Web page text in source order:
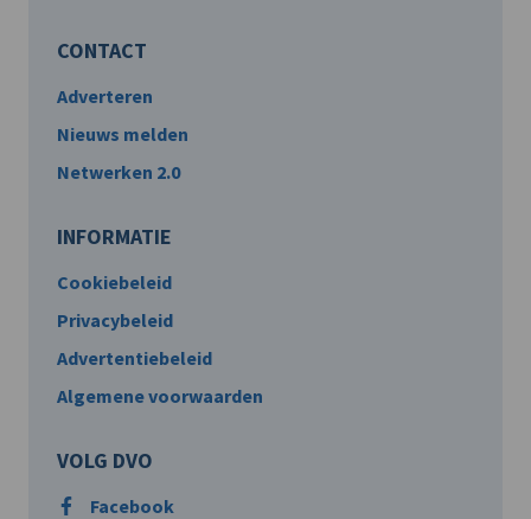
CONTACT
Adverteren
Nieuws melden
Netwerken 2.0
INFORMATIE
Cookiebeleid
Privacybeleid
Advertentiebeleid
Algemene voorwaarden
VOLG DVO
Facebook